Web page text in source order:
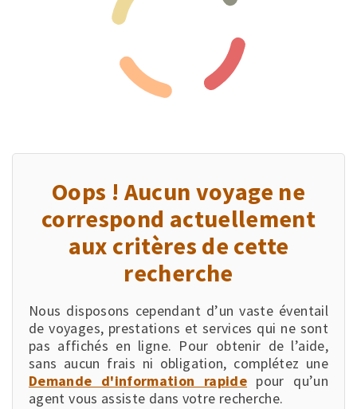
Oops ! Aucun voyage ne
correspond actuellement
aux critères de cette
recherche
Nous disposons cependant d’un vaste éventail
de voyages, prestations et services qui ne sont
pas affichés en ligne. Pour obtenir de l’aide,
sans aucun frais ni obligation, complétez une
Demande d'information rapide pour qu’un
agent vous assiste dans votre recherche.